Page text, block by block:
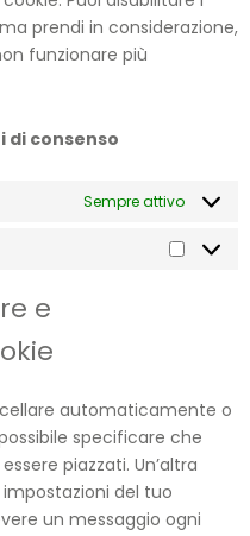
prendi in considerazione,
funzionare più
di consenso
Sempre attivo
e
automaticamente o
specificare che
piazzati. Un’altra
del tuo
un messaggio ogni